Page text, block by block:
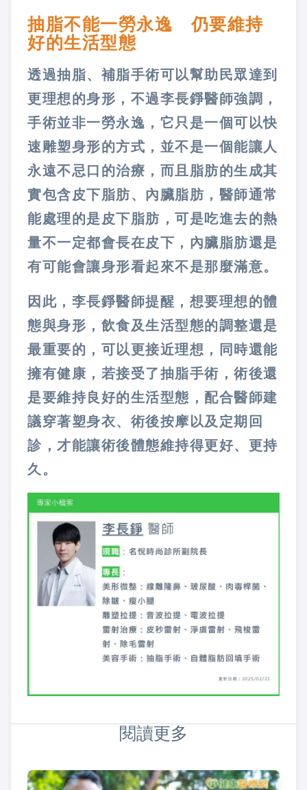
抽脂不能一勞永逸 仍要維持
好的生活型態
透過抽脂、補脂手術可以幫助民眾達到
更理想的身形，不過李長錚醫師強調，
手術並非一勞永逸，它只是一個可以快
速雕塑身形的方式，並不是一個能讓人
永遠不忌口的治療，而且脂肪的生成其
實包含皮下脂肪、內臟脂肪，醫師通常
能處理的是皮下脂肪，可是吃進去的熱
量不一定都會長在皮下，內臟脂肪還是
有可能會讓身形看起來不是那麼滿意。
因此，李長錚醫師提醒，想要理想的體
態與身形，飲食及生活型態的調整還是
最重要的，可以更接近理想，同時還能
擁有健康，若接受了抽脂手術，術後還
是要維持良好的生活型態，配合醫師建
議穿著塑身衣、術後按摩以及定期回
診，才能讓術後體態維持得更好、更持
久。
閱讀更多